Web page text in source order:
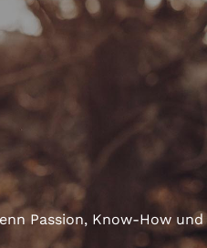
Passion, Know-How